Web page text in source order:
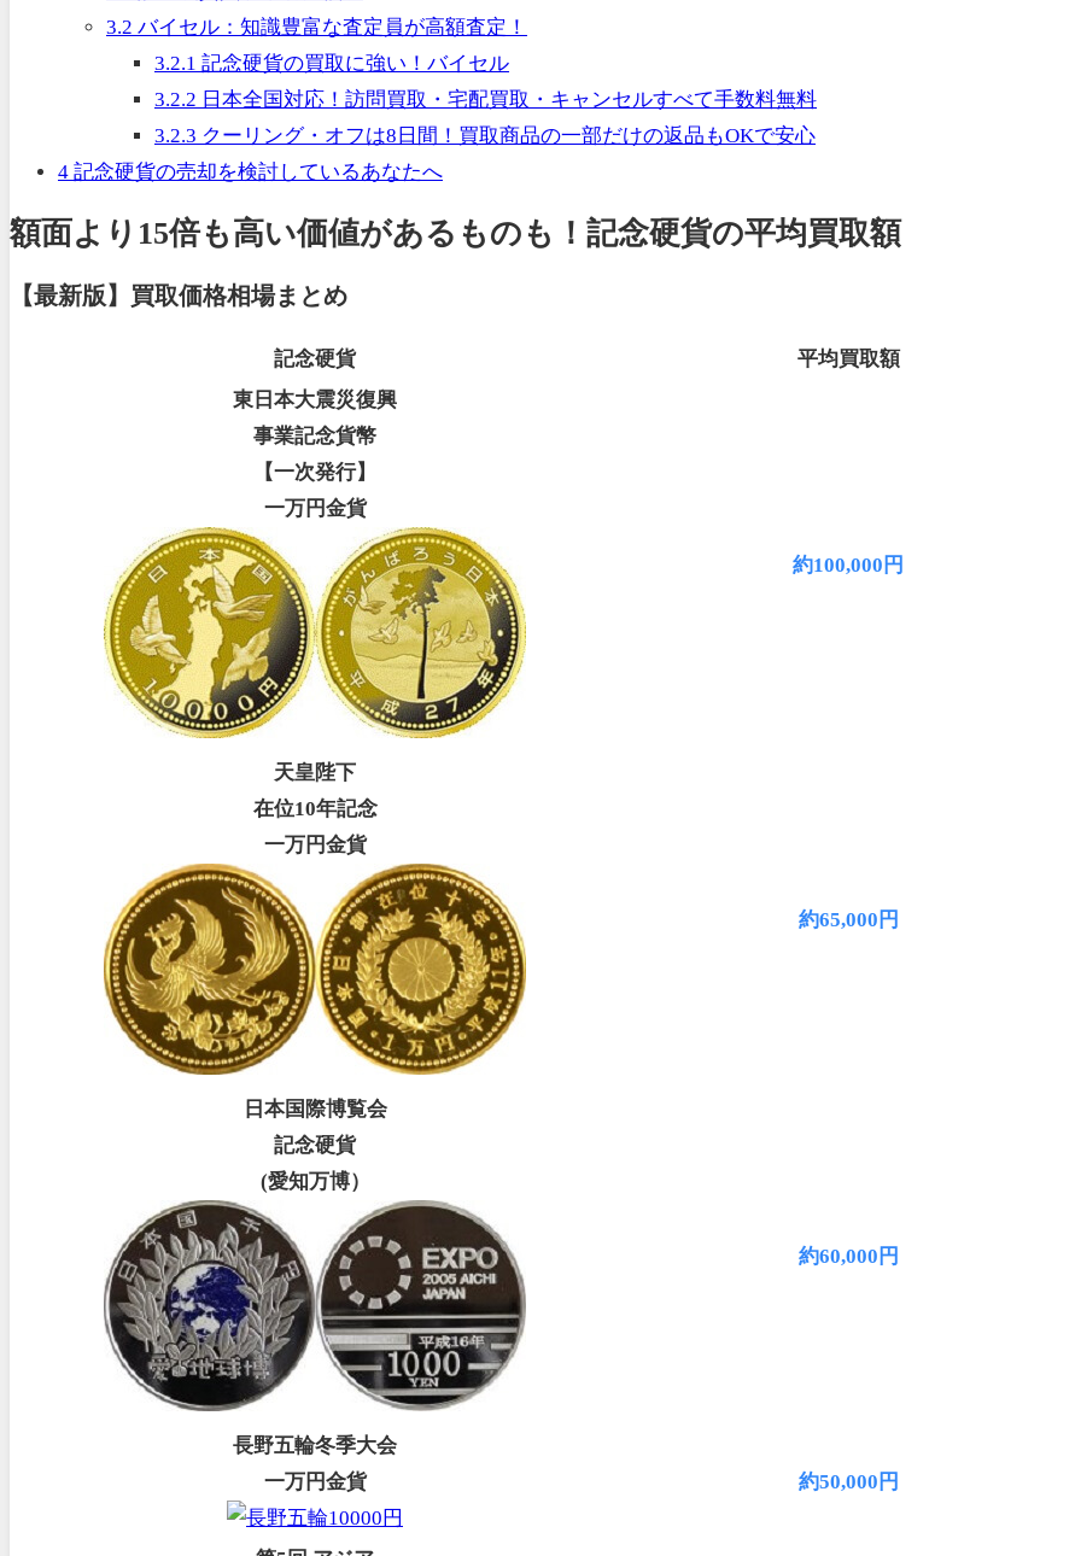
3.2 バイセル：知識豊富な査定員が高額査定！
3.2.1 記念硬貨の買取に強い！バイセル
3.2.2 日本全国対応！訪問買取・宅配買取・キャンセルすべて手数料無料
3.2.3 クーリング・オフは8日間！買取商品の一部だけの返品もOKで安心
4 記念硬貨の売却を検討しているあなたへ
額面より15倍も高い価値があるものも！記念硬貨の平均買取額
【最新版】買取価格相場まとめ
記念硬貨
平均買取額
東日本大震災復興
事業記念貨幣
【一次発行】
一万円金貨
約100,000円
天皇陛下
在位10年記念
一万円金貨
約65,000円
日本国際博覧会
記念硬貨
(愛知万博）
約60,000円
長野五輪冬季大会
一万円金貨
約50,000円